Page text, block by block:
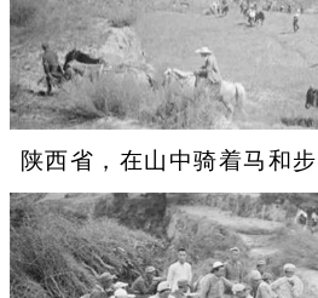
陕西省，在山中骑着马和